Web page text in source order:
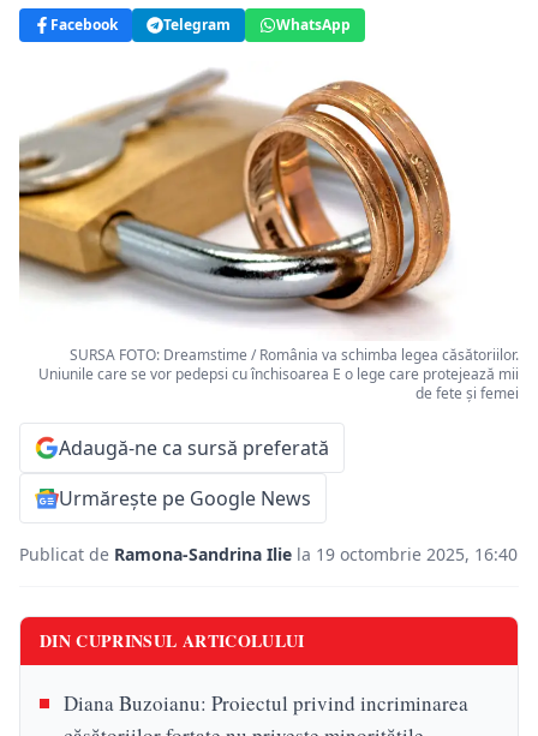
Facebook Telegram WhatsApp
SURSA FOTO: Dreamstime / România va schimba legea căsătoriilor.
Uniunile care se vor pedepsi cu închisoarea E o lege care protejează mii
de fete şi femei
Adaugă-ne ca sursă preferată
Urmărește pe Google News
Publicat de Ramona-Sandrina Ilie la 19 octombrie 2025, 16:40
DIN CUPRINSUL ARTICOLULUI
Diana Buzoianu: Proiectul privind incriminarea